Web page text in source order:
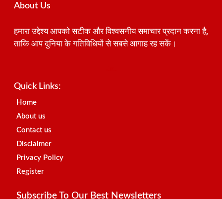
About Us
हमारा उद्देश्य आपको सटीक और विश्वसनीय समाचार प्रदान करना है,
ताकि आप दुनिया के गतिविधियों से सबसे आगाह रह सकें।
Quick Links:
Home
About us
Contact us
Disclaimer
Privacy Policy
Register
Subscribe To Our Best Newsletters